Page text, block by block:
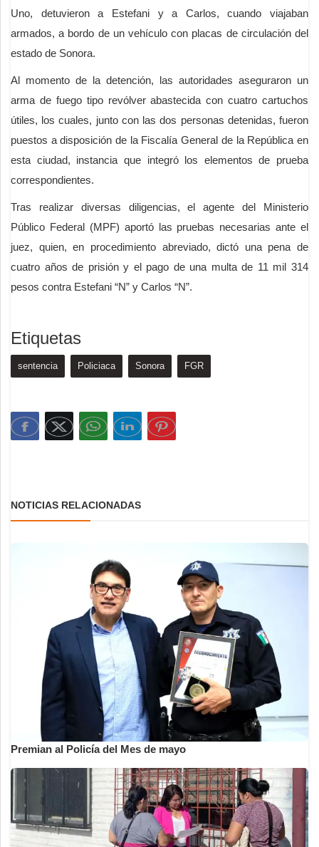
Uno, detuvieron a Estefani y a Carlos, cuando viajaban
armados, a bordo de un vehículo con placas de circulación del
estado de Sonora.
Al momento de la detención, las autoridades aseguraron un
arma de fuego tipo revólver abastecida con cuatro cartuchos
útiles, los cuales, junto con las dos personas detenidas, fueron
puestos a disposición de la Fiscalía General de la República en
esta ciudad, instancia que integró los elementos de prueba
correspondientes.
Tras realizar diversas diligencias, el agente del Ministerio
Público Federal (MPF) aportó las pruebas necesarias ante el
juez, quien, en procedimiento abreviado, dictó una pena de
cuatro años de prisión y el pago de una multa de 11 mil 314
pesos contra Estefani “N” y Carlos “N”.
Etiquetas
sentencia Policiaca Sonora FGR
NOTICIAS RELACIONADAS
Premian al Policía del Mes de mayo